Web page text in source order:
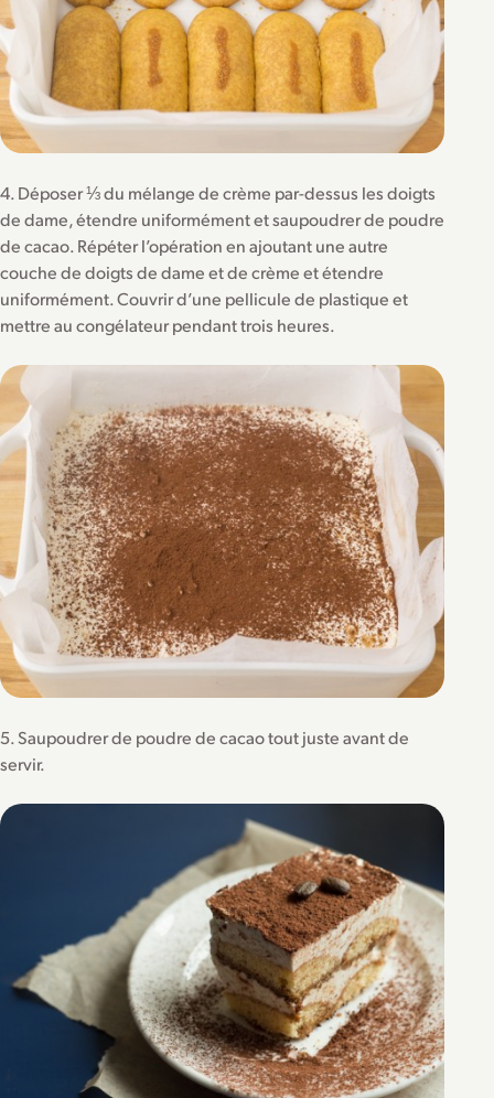
4. Déposer ⅓ du mélange de crème par-dessus les doigts
de dame, étendre uniformément et saupoudrer de poudre
de cacao. Répéter l’opération en ajoutant une autre
couche de doigts de dame et de crème et étendre
uniformément. Couvrir d’une pellicule de plastique et
mettre au congélateur pendant trois heures.
5. Saupoudrer de poudre de cacao tout juste avant de
servir.